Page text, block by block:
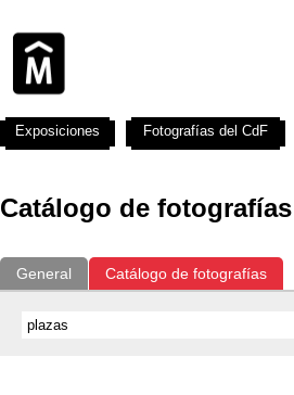
Catálogo de fotografías
General Catálogo de fotografías
Exposiciones Fotografías del CdF